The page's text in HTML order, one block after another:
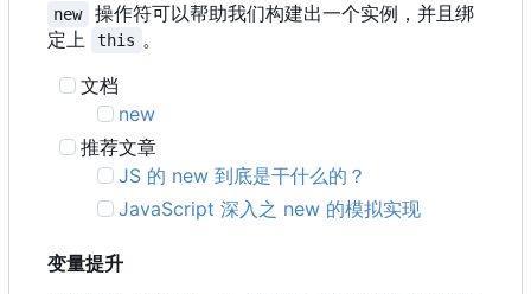
new
操作符可以帮助我们构建出一个实例，并且绑
定上
this 。
文档
new
推荐文章
JS 的 new 到底是干什么的？
JavaScript 深入之 new 的模拟实现
变量提升